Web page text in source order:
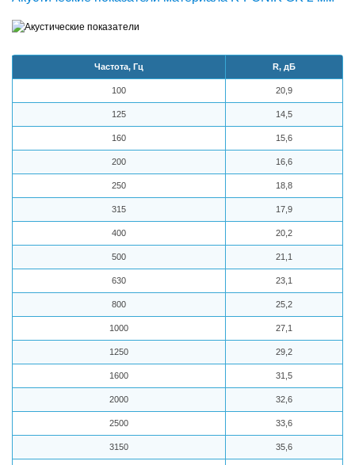
Частота, Гц R, дБ
100 20,9
125 14,5
160 15,6
200 16,6
250 18,8
315 17,9
400 20,2
500 21,1
630 23,1
800 25,2
1000 27,1
1250 29,2
1600 31,5
2000 32,6
2500 33,6
3150 35,6